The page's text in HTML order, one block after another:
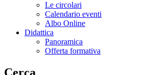
Le circolari
Calendario eventi
Albo Online
Didattica
Panoramica
Offerta formativa